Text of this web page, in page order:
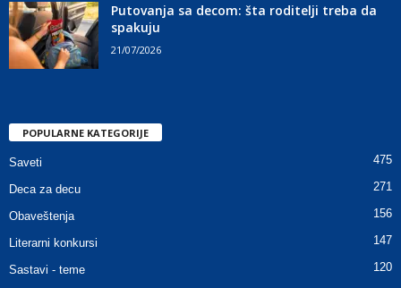
Putovanja sa decom: šta roditelji treba da
spakuju
21/07/2026
POPULARNE KATEGORIJE
Saveti 475
Deca za decu 271
Obaveštenja 156
Literarni konkursi 147
Sastavi - teme
120